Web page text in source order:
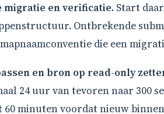
migratie en verificatie. Start
Ontbrekende
die een
en bron op read-only
24 uur van tevoren naar
minuten voordat nieuw